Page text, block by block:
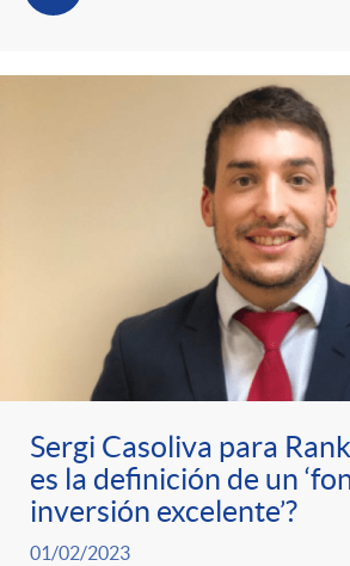
Sergi Casoliva para
es la definición de un
inversión excelente’?
01/02/2023